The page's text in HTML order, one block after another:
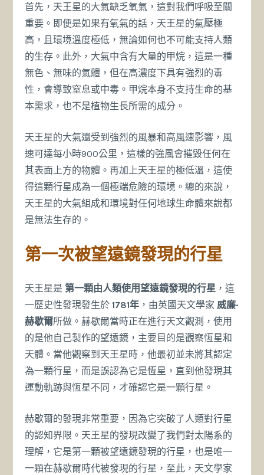
首先，天王星的大氣缺乏氧氣，這對我們呼吸至關
重要。即便是如果有氧氣的話，天王星的氣壓極
高，且環境溫度極低，無論如何也不可能支持人類
的生存。此外，大氣中含有大量的甲烷，這是一種
無色、無味的氣體，但在高濃度下具有強烈的毒
性，會導致窒息或中毒。甲烷本身不支持生命的基
本需求，也不是植物生長所需的成分。
天王星的大氣還受到強烈的風暴和高風速影響，風
速可達每小時900公里，這樣的強風會摧毀任何在
其表面上方的物體。再加上天王星的極低溫，這使
得這顆行星成為一個極端危險的環境。總的來說，
天王星的大氣組成和環境對任何地球生命體來說都
是無法生存的。
第一次被望遠鏡發現的行星
天王星是第一顆由人類使用望遠鏡發現的行星 ，這
一歷史性發現發生於1781年 ，由英國天文學家 威廉·
赫歇爾所做。赫歇爾當時正在進行天文觀測，使用
的是他自己製作的望遠鏡，主要目的是觀察恆星和
天體。當他觀察到天王星時，他最初並未將其認定
為一顆行星，而是誤認為它是恆星，直到他發現其
運動軌跡與恆星不同，才確認它是一顆行星。
赫歇爾的發現非常重要，因為它突破了人類對行星
的認知界限。天王星的發現改變了我們對太陽系的
理解，它是第一顆被望遠鏡發現的行星，也是唯一
一顆在赫歇爾時代被發現的行星，至此，天文學家